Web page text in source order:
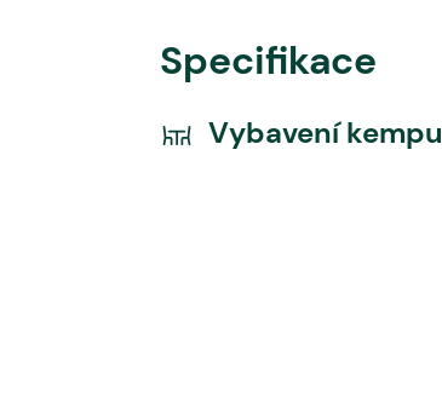
Specifikace
Vybavení kempu